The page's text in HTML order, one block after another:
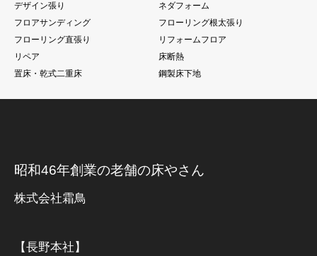
デザイン張り
ネダフォーム
フロアサンディング
フローリング根太張り
フローリング直張り
リフォームフロア
リペア
床断熱
置床・乾式二重床
鋼製床下地
昭和46年創業の老舗の床やさん
株式会社霜鳥
【長野本社】